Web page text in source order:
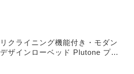
リクライニング機能付き・モダン
デザインローベッド Plutone プル